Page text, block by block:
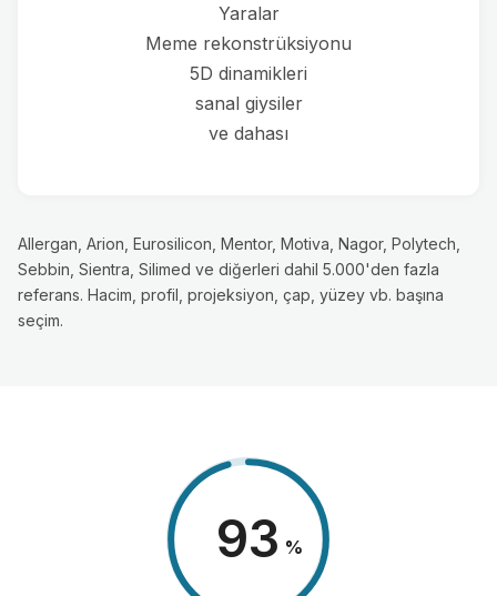
Yaralar
Meme rekonstrüksiyonu
5D dinamikleri
sanal giysiler
ve dahası
Allergan, Arion, Eurosilicon, Mentor, Motiva, Nagor, Polytech,
Sebbin, Sientra, Silimed ve diğerleri dahil 5.000'den fazla
referans. Hacim, profil, projeksiyon, çap, yüzey vb. başına
seçim.
98 %